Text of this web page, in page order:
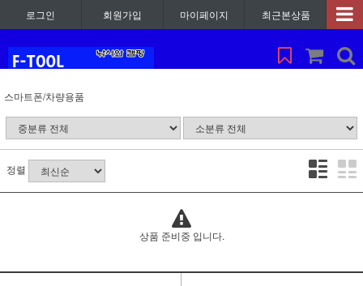
로그인 회원가입 마이페이지 최근본상품
스마트폰/차량용품
정렬
상품 준비중 입니다.